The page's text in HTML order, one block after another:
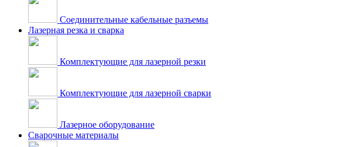
Соединительные кабельные разъемы
Лазерная резка и сварка
Комплектующие для лазерной резки
Комплектующие для лазерной сварки
Лазерное оборудование
Сварочные материалы